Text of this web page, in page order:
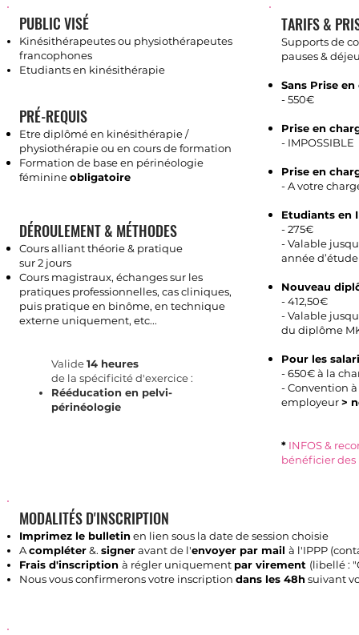
PUBLIC VISÉ
Kinésithérapeutes ou physiothérapeutes
francophones
Etudiants en kinésithérapie
PRÉ-REQUIS
Etre diplômé en kinésithérapie /
physiothérapie ou en cours de formation
Formation de base en périnéologie
féminineobligatoire
DÉROULEMENT & MÉTHODES
Cours alliant théorie & pratique
sur 2 jours
Cours magistraux, échanges sur les
pratiques professionnelles, cas cliniques,
puis pratique en binôme, en technique
externe uniquement, etc...
Valide14 heures
de la spécificité d'exercice :
Rééducation en pelvi-
périnéologie
TARIFS &
Supports de
pauses &
Sans Prise en
-550€
Prise en
- IMPOSSIBLE
Prise en
- A votre c
Etudiants en
-275€
-Valable
année
Nouveau
- 412,50€
- Valable
du diplôme
Pour les
- 650€ à la
- Convention
employeur>
* INFOS &
bénéficier des
MODALITÉS D'INSCRIPTION
Imprimez le bulletinen lien sous la date de session choisie
Acompléter&. signeravant de l'envoyer par mail à l'IPPP (
Frais d'inscription à régler uniquement par virement (libellé :
Nous vous confirmerons votre inscription dans les 48hsuivant